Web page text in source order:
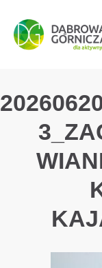
PRZEJDŹ DO
PRZEJDŹ DO
PRZEJDŹ DO